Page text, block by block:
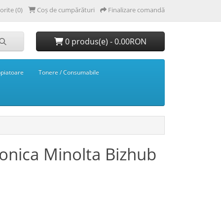
(0) Coș de cumpărături Finalizare comandă
0 produs(e) - 0.00RON
Tonere / Consumabile
Minolta Bizhub